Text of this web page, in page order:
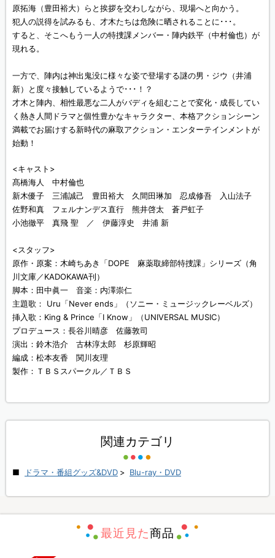
原拓海（豊田裕大）らと挨拶を交わしながら、現場へと向かう。
犯人の説得を試みるも、才木たちは危険に晒されることに･･･。
すると、そこへもう一人の特捜課メンバー・陣内鉄平（中村倫也）が
現れる。
一方で、陣内は神出鬼没に様々な姿で登場する謎の男・ジウ（井浦
新）と度々接触しているようで･･･！？
才木と陣内、相性最悪な二人がバディを組むことで変化・成長してい
く熱き人間ドラマと個性豊かなキャラクター、本格アクションシーン
満載でお届けする新時代の麻取アクション・エンターテインメントが
始動！
<キャスト>
髙橋海人 中村倫也
新木優子 三浦誠己 豊田裕大 久間田琳加 忍成修吾 入山法子
佐野和真 フェルナンデス直行 熊井啓太 蒼戸虹子
小池徹平 真飛 聖 ／ 伊藤淳史 井浦 新
<スタッフ>
原作・原案：木崎ちあき「DOPE 麻薬取締部特捜課」シリーズ（角
川文庫／KADOKAWA刊）
脚本：田中眞一 音楽：内澤崇仁
主題歌： Uru「Never ends」（ソニー・ミュージックレーベルズ）
挿入歌：King & Prince「I Know」（UNIVERSAL MUSIC）
プロデュース：長谷川晴彦 佐藤敦司
演出：鈴木浩介 古林淳太郎 杉原輝昭
編成：松本友香 関川友理
製作：ＴＢＳスパークル／ＴＢＳ
関連カテゴリ
ドラマ・番組グッズ&DVD > Blu-ray・DVD
最近見た商品